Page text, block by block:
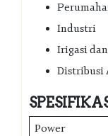
Industri
Irigasi
Distribusi
Power